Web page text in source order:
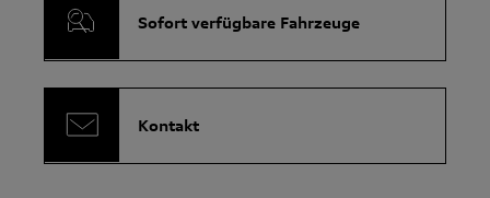
Sofort verfügbare Fahrzeuge
Kontakt